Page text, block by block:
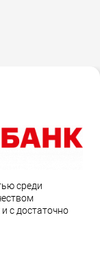
среди
с достаточно